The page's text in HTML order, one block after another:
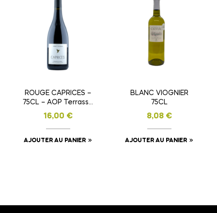
ROUGE CAPRICES –
75CL – AOP Terrasse
du Larzac
16,00 €
AJOUTER AU PANIER
BLANC VIOGNIER
75CL
8,08 €
AJOUTER AU PANIER